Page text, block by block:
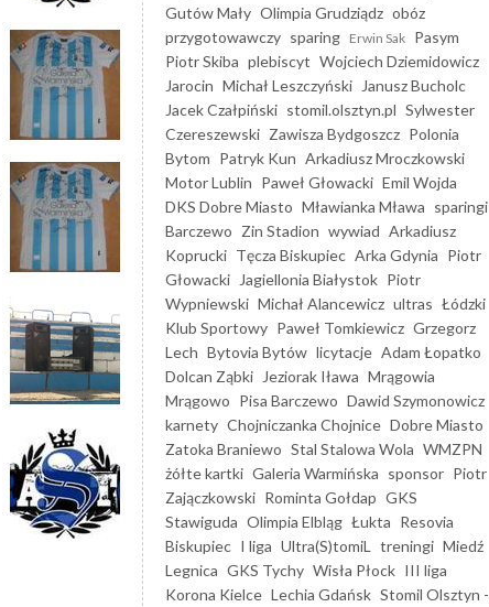
Gutów Mały Olimpia Grudziądz obóz
przygotowawczy sparing Erwin Sak Pasym
Piotr Skiba plebiscyt Wojciech Dziemidowicz
Jarocin Michał Leszczyński
Janusz Bucholc
Jacek Czałpiński stomil.olsztyn.pl Sylwester
Czereszewski Zawisza Bydgoszcz Polonia
Bytom Patryk Kun Arkadiusz Mroczkowski
Motor Lublin Paweł Głowacki Emil Wojda
DKS Dobre Miasto Mławianka Mława sparingi
Barczewo Zin Stadion wywiad Arkadiusz
Koprucki Tęcza Biskupiec Arka Gdynia Piotr
Głowacki
Jagiellonia Białystok Piotr
Wypniewski Michał Alancewicz ultras Łódzki
Klub Sportowy Paweł Tomkiewicz Grzegorz
Lech Bytovia Bytów licytacje Adam Łopatko
Dolcan Ząbki
Jeziorak Iława Mrągowia
Mrągowo Pisa Barczewo Dawid Szymonowicz
karnety Chojniczanka Chojnice Dobre Miasto
Zatoka Braniewo Stal Stalowa Wola WMZPN
żółte kartki Galeria Warmińska sponsor Piotr
Zajączkowski Rominta Gołdap GKS
Stawiguda Olimpia Elbląg Łukta Resovia
Biskupiec I liga Ultra(S)tomiL treningi Miedź
Legnica GKS Tychy Wisła Płock III liga
Korona Kielce Lechia Gdańsk Stomil Olsztyn -